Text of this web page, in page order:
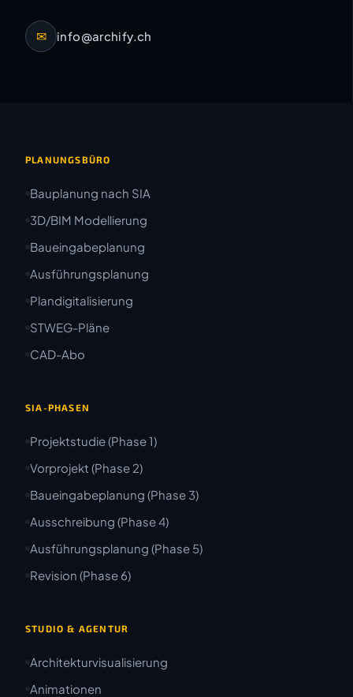
✉ info@archify.ch
PLANUNGSBÜRO
Bauplanung nach SIA
3D/BIM Modellierung
Baueingabeplanung
Ausführungsplanung
Plandigitalisierung
STWEG-Pläne
CAD-Abo
SIA-PHASEN
Projektstudie (Phase 1)
Vorprojekt (Phase 2)
Baueingabeplanung (Phase 3)
Ausschreibung (Phase 4)
Ausführungsplanung (Phase 5)
Revision (Phase 6)
STUDIO & AGENTUR
Architekturvisualisierung
Animationen